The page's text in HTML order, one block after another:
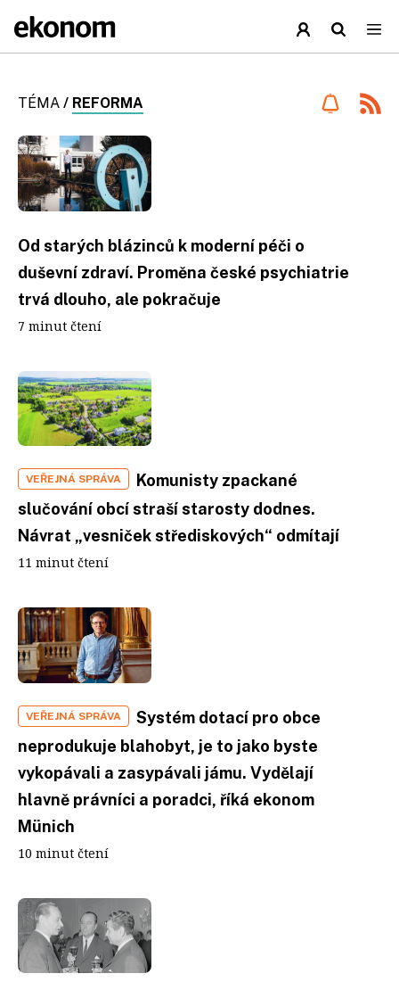
TÉMA / REFORMA
Od starých blázinců k moderní péči o
duševní zdraví. Proměna české psychiatrie
trvá dlouho, ale pokračuje
7 minut čtení
VEŘEJNÁ SPRÁVA
Komunisty zpackané
slučování obcí straší starosty dodnes.
Návrat „vesniček střediskových“ odmítají
11 minut čtení
VEŘEJNÁ SPRÁVA
Systém dotací pro obce
neprodukuje blahobyt, je to jako byste
vykopávali a zasypávali jámu. Vydělají
hlavně právníci a poradci, říká ekonom
Münich
10 minut čtení